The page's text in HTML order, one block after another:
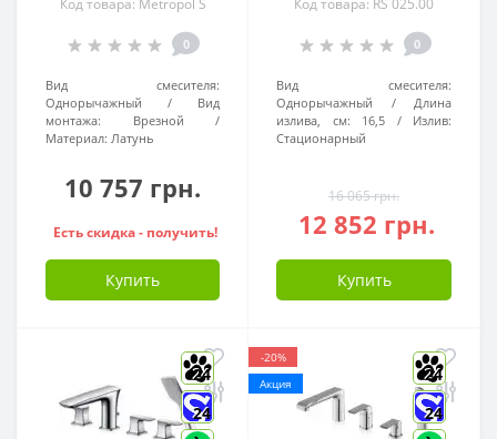
0
Вид смесителя:
Однорычажный
Вид
монтажа:
Врезной
Материал: Латунь
10 757 грн.
Есть скидка - получить!
Купить
0
Вид смесителя:
Однорычажный
Длина
излива, см:
16,5
Излив:
Стационарный
16 065 грн.
12 852 грн.
Купить
24
24
-20%
Акция
24
24